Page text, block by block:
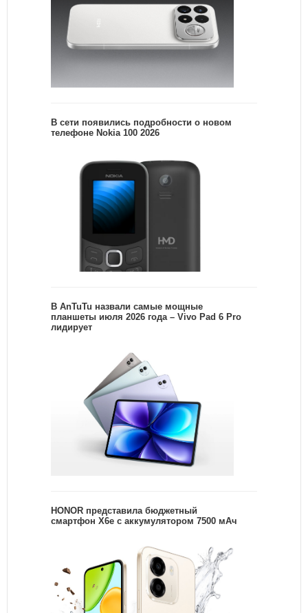
В сети появились подробности о новом
телефоне Nokia 100 2026
В AnTuTu назвали самые мощные
планшеты июля 2026 года – Vivo Pad 6 Pro
лидирует
HONOR представила бюджетный
смартфон X6e с аккумулятором 7500 мАч